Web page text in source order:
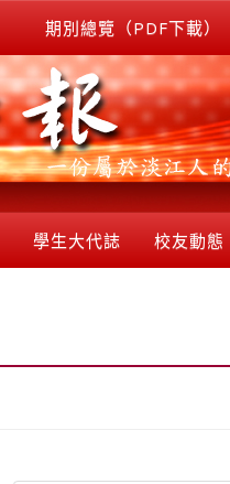
期別總覽（PDF下載）
學生大代誌 校友動態